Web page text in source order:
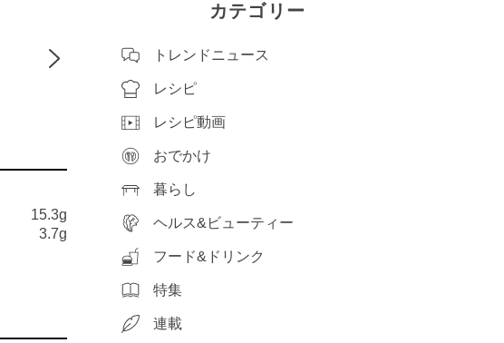
15.3g
3.7g
カテゴリー
トレンドニュース
レシピ
レシピ動画
おでかけ
暮らし
ヘルス&ビューティー
フード&ドリンク
特集
連載